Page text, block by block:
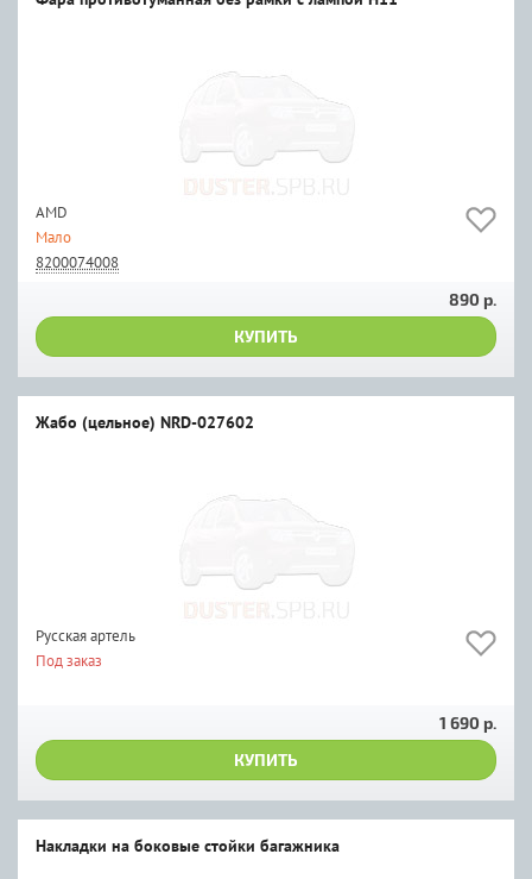
AMD
Мало
8200074008
890 р.
КУПИТЬ
Жабо (цельное) NRD-027602
Русская артель
Под заказ
1 690 р.
КУПИТЬ
Накладки на боковые стойки багажника